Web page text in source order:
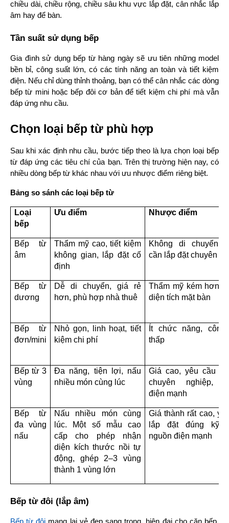
chiều dài, chiều rộng, chiều sâu khu vực lắp đặt, cân nhắc lắp
âm hay để bàn.
Tần suất sử dụng bếp
Gia đình sử dụng bếp từ hàng ngày sẽ ưu tiên những model
bền bỉ, công suất lớn, có các tính năng an toàn và tiết kiệm
điện. Nếu chỉ dùng thỉnh thoảng, bạn có thể cân nhắc các dòng
bếp từ mini hoặc bếp đôi cơ bản để tiết kiệm chi phí mà vẫn
đáp ứng nhu cầu.
Chọn loại bếp từ phù hợp
Sau khi xác định nhu cầu, bước tiếp theo là lựa chọn loại bếp
từ đáp ứng các tiêu chí của bạn. Trên thị trường hiện nay, có
nhiều dòng bếp từ khác nhau với ưu nhược điểm riêng biệt.
Bảng so sánh các loại bếp từ
Loại
bếp
Ưu điểm Nhược điểm
Bếp từ
âm
Thẩm mỹ cao, tiết kiệm
không gian, lắp đặt cố
định
Không di chuyển
cần lắp đặt chuyên
Bếp từ
dương
Dễ di chuyển, giá rẻ
hơn, phù hợp nhà thuê
Thẩm mỹ kém hơn,
diện tích mặt bàn
Bếp từ
đơn/mini
Nhỏ gọn, linh hoạt, tiết
kiệm chi phí
Ít chức năng, công
thấp
Bếp từ 3
vùng
Đa năng, tiện lợi, nấu
nhiều món cùng lúc
Giá cao, yêu cầu
chuyên nghiệp,
điện mạnh
Bếp từ
đa vùng
nấu
Nấu nhiều món cùng
lúc. Một số mẫu cao
cấp cho phép nhận
diện kích thước nồi tự
động, ghép 2–3 vùng
thành 1 vùng lớn
Giá thành rất cao,
lắp đặt đúng kỹ
nguồn điện mạnh
Bếp từ đôi (lắp âm)
Bếp từ đôi mang lại vẻ đẹp sang trọng, hiện đại cho căn bếp,